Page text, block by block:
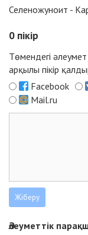
Селеножуноит -
0 пікір
Төмендегі
арқылы пікір
Facebook
Mail.ru
Әлеуметтік